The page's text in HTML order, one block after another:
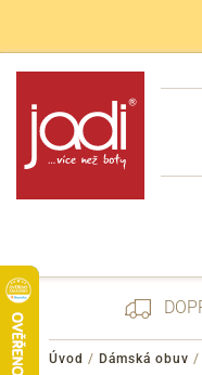
Úvod / Dámská obuv /